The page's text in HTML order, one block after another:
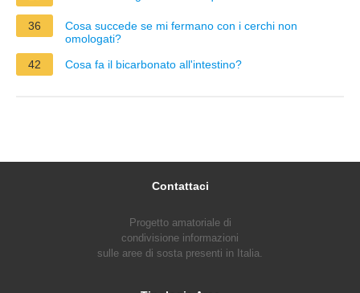
36
Cosa succede se mi fermano con i cerchi non
omologati?
42
Cosa fa il bicarbonato all'intestino?
Contattaci
Progetto amatoriale di
condivisione informazioni
sulle aree di sosta presenti in Italia.